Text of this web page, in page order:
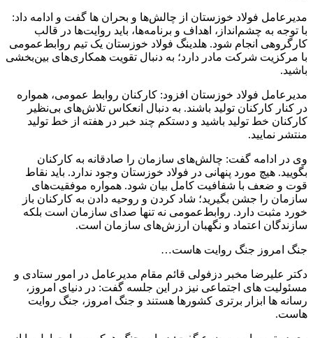
مدیرعامل فولاد خوزستان از چالش‌ها و بحران ها گفت و ادامه داد:
با توجه به چشم‌انداز، اهداف و برنامه‌ها، باید روایت‌ها در قالب
کارگروهی انجام شود. هلدینگ فولاد خوزستان یک تیم روابط‌عمومی
با مرکزیت شرکت مادر دارد؛ به دنبال تقویت همکاری‌های بین‌بخشی
باشید.
مدیرعامل فولاد خوزستان افزود: کارکنان روابط‌ عمومی، همواره
در کنار کارکنان تولید باشند. به دنبال انعکاس تلاش‌های بی‌نظیر
کارکنان خط تولید باشید و دستکم چند خبر در هفته از خط تولید
منتشر نمایید.
وی در ادامه گفت: چالش‌های سازمان را صادقانه به کارکنان
بگویید. هیچ مورد پنهانی در فولاد خوزستان وجود ندارد. باید نقاط
قوت و‌ ضعف با شفافیت کامل بیان شود. همواره موفقیت‌های
سازمان را جشن بگیرید؛ شاد کردن و روحیه دادن به کارکنان باز
خورد مثبت دارد. روابط‌عمومی نه تنها صدای سازمان است بلکه
سازندگان اعتماد و نگهبان ارزش‌های سازمان است.
جنگ امروز جنگ روایت هاست…
دکتر علیرضا مخبر دزفولی قائم مقام مدیرعامل در امور ستادی و
مسئولیت های اجتماعی نیز در این جلسه گفت: در دنیای امروز،
رسانه ها ابزار برتری کشورها هستند و جنگ امروز، جنگ روایت
هاست.